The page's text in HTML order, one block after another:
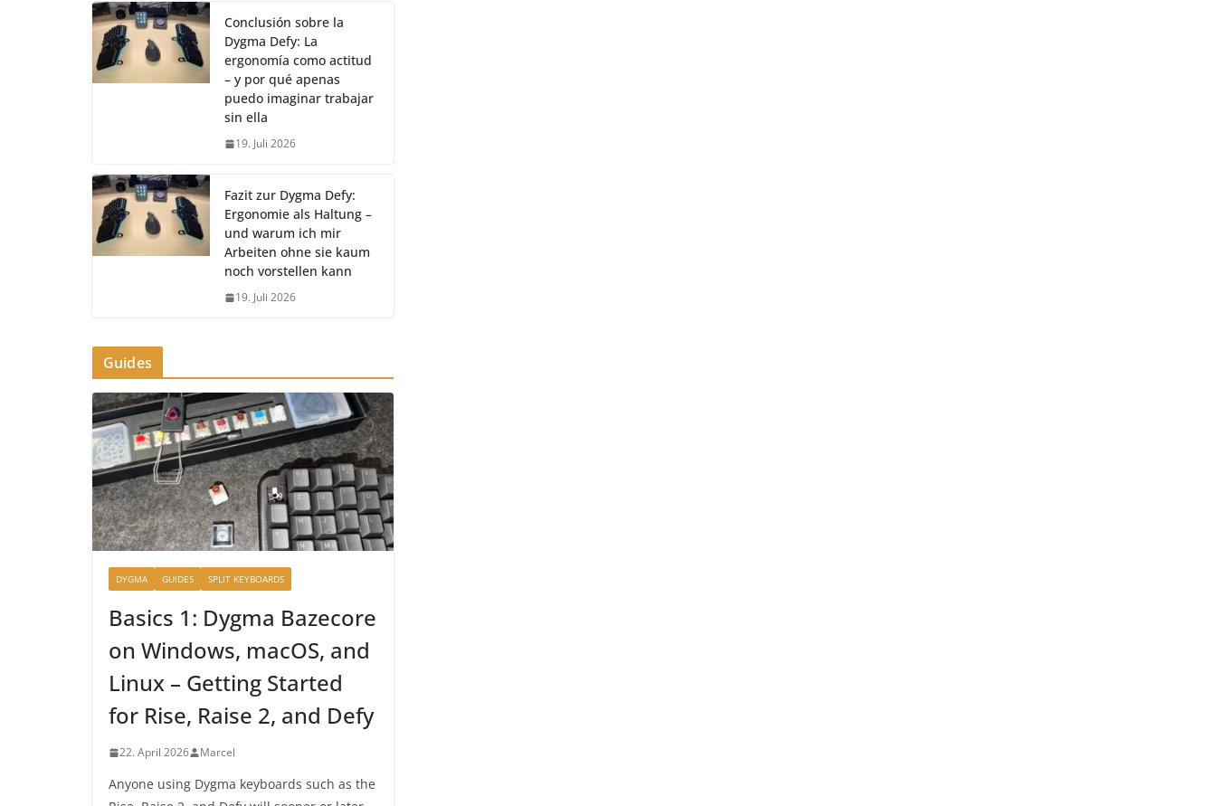
Conclusión sobre la
Dygma Defy: La
ergonomía como actitud
– y por qué apenas
puedo imaginar trabajar
sin ella
19. Juli 2026
Fazit zur Dygma Defy:
Ergonomie als Haltung –
und warum ich mir
Arbeiten ohne sie kaum
noch vorstellen kann
19. Juli 2026
Guides
DYGMA GUIDES SPLIT KEYBOARDS
Basics 1: Dygma Bazecore
on Windows, macOS, and
Linux – Getting Started
for Rise, Raise 2, and Defy
22. April 2026 Marcel
Anyone using Dygma keyboards such as the